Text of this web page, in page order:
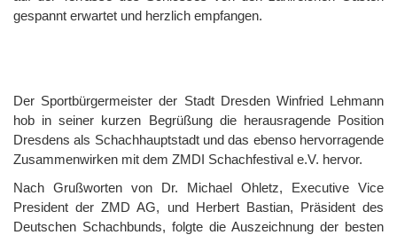
gespannt erwartet und herzlich empfangen.
Der Sportbürgermeister der Stadt Dresden Winfried Lehmann
hob in seiner kurzen Begrüßung die herausragende Position
Dresdens als Schachhauptstadt und das ebenso hervorragende
Zusammenwirken mit dem ZMDI Schachfestival e.V. hervor.
Nach Grußworten von Dr. Michael Ohletz, Executive Vice
President der ZMD AG, und Herbert Bastian, Präsident des
Deutschen Schachbunds, folgte die Auszeichnung der besten